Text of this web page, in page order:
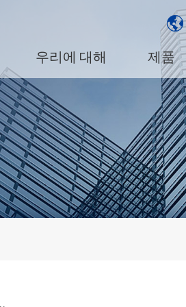
우리에 대해 제품